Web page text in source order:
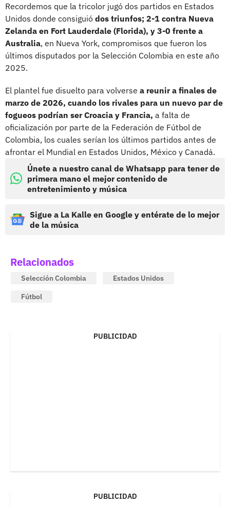
Recordemos que la tricolor jugó dos partidos en Estados
Unidos donde consiguió dos triunfos; 2-1 contra Nueva
Zelanda en Fort Lauderdale (Florida), y 3-0 frente a
Australia, en Nueva York, compromisos que fueron los
últimos disputados por la Selección Colombia en este año
2025.
El plantel fue disuelto para volverse a reunir a finales de
marzo de 2026, cuando los rivales para un nuevo par de
fogueos podrían ser Croacia y Francia, a falta de
oficialización por parte de la Federación de Fútbol de
Colombia, los cuales serían los últimos partidos antes de
afrontar el Mundial en Estados Unidos, México y Canadá.
Únete a nuestro canal de Whatsapp para tener de
primera mano el mejor contenido de
entretenimiento y música
Sigue a La Kalle en Google y entérate de lo mejor
de la música
Relacionados
Selección Colombia
Estados Unidos
Fútbol
PUBLICIDAD
PUBLICIDAD